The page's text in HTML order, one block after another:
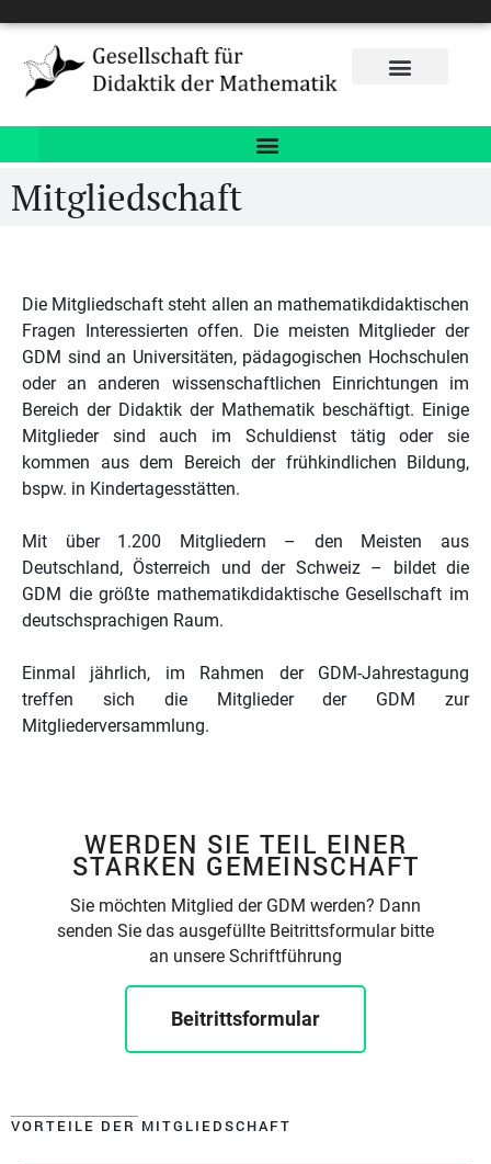
Mitgliedschaft
Die Mitgliedschaft steht allen an mathematikdidaktischen
Fragen Interessierten offen. Die meisten Mitglieder der
GDM sind an Universitäten, pädagogischen Hochschulen
oder an anderen wissenschaftlichen Einrichtungen im
Bereich der Didaktik der Mathematik beschäftigt. Einige
Mitglieder sind auch im Schuldienst tätig oder sie
kommen aus dem Bereich der frühkindlichen Bildung,
bspw. in Kindertagesstätten.
Mit über 1.200 Mitgliedern – den Meisten aus
Deutschland, Österreich und der Schweiz – bildet die
GDM die größte mathematikdidaktische Gesellschaft im
deutschsprachigen Raum.
Einmal jährlich, im Rahmen der GDM-Jahrestagung
treffen sich die Mitglieder der GDM zur
Mitgliederversammlung.
WERDEN SIE TEIL EINER
STARKEN GEMEINSCHAFT
Sie möchten Mitglied der GDM werden? Dann
senden Sie das ausgefüllte Beitrittsformular bitte
an unsere Schriftführung
Beitrittsformular
VORTEILE DER MITGLIEDSCHAFT